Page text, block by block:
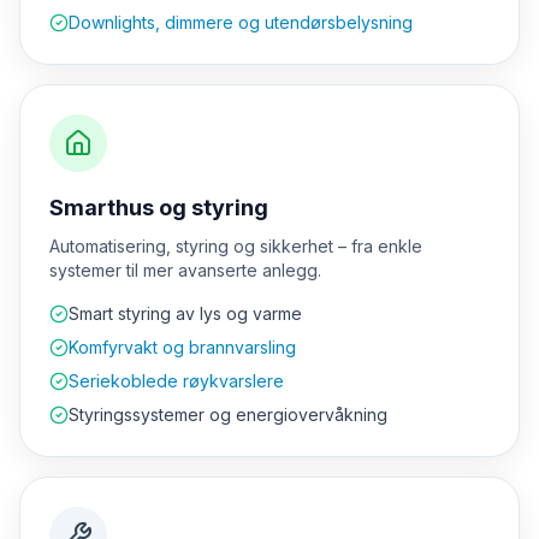
Downlights, dimmere og utendørsbelysning
Smarthus og styring
Automatisering, styring og sikkerhet – fra enkle
systemer til mer avanserte anlegg.
Smart styring av lys og varme
Komfyrvakt og brannvarsling
Seriekoblede røykvarslere
Styringssystemer og energiovervåkning